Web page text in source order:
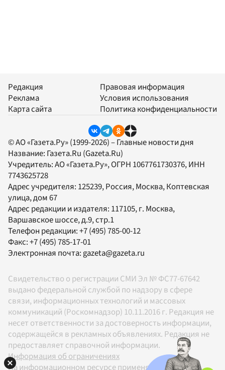
Редакция
Реклама
Карта сайта
Правовая информация
Условия использования
Политика конфиденциальности
© АО «Газета.Ру» (1999-2026) – Главные новости дня
Название: Газета.Ru (Gazeta.Ru)
Учредитель:АО «Газета.Ру», ОГРН 1067761730376, ИНН
7743625728
Адрес учредителя: 125239, Россия, Москва, Коптевская
улица, дом 67
Адрес редакции и издателя: 117105, г. Москва,
Варшавское шоссе, д.9, стр.1
Телефон редакции:+7 (495) 785-00-12
Факс:+7 (495) 785-17-01
Электронная почта:gazeta@gazeta.ru
Свидетельство о регистрации СМИ Эл № ФС77-67642
выдано федеральной службой по надзору в сфере
связи, информационных технологий и массовых
коммуникаций (Роскомнадзор) 10.11.2016 г. Редакция не
несет ответственности за достоверность информации,
содержащейся в рекламных объявлениях. Редакция не
предоставляет справочной информации.
Информация об ограничениях
На информационном ресурсе применяются